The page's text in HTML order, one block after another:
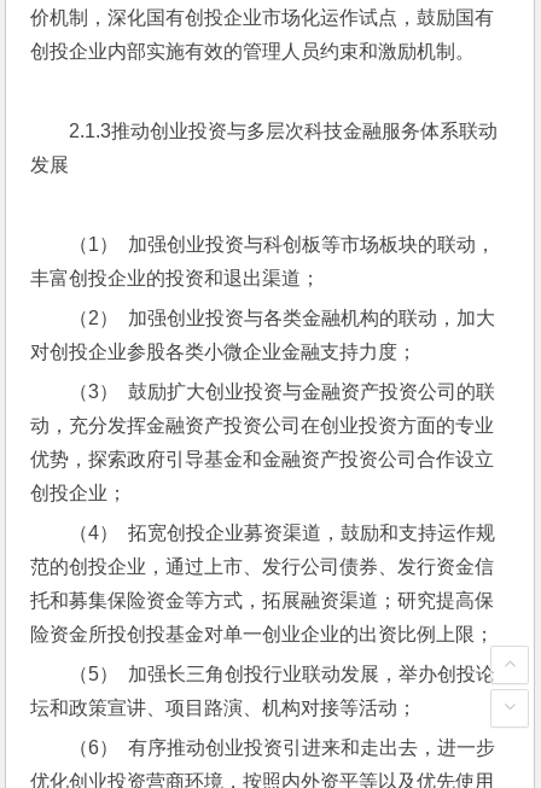
价机制，深化国有创投企业市场化运作试点，鼓励国有
创投企业内部实施有效的管理人员约束和激励机制。
2.1.3推动创业投资与多层次科技金融服务体系联动
发展
（1）  加强创业投资与科创板等市场板块的联动，
丰富创投企业的投资和退出渠道；
（2）  加强创业投资与各类金融机构的联动，加大
对创投企业参股各类小微企业金融支持力度；
（3）  鼓励扩大创业投资与金融资产投资公司的联
动，充分发挥金融资产投资公司在创业投资方面的专业
优势，探索政府引导基金和金融资产投资公司合作设立
创投企业；
（4）  拓宽创投企业募资渠道，鼓励和支持运作规
范的创投企业，通过上市、发行公司债券、发行资金信
托和募集保险资金等方式，拓展融资渠道；研究提高保
险资金所投创投基金对单一创业企业的出资比例上限；
（5）  加强长三角创投行业联动发展，举办创投论
坛和政策宣讲、项目路演、机构对接等活动；
（6）  有序推动创业投资引进来和走出去，进一步
优化创业投资营商环境，按照内外资平等以及优先使用